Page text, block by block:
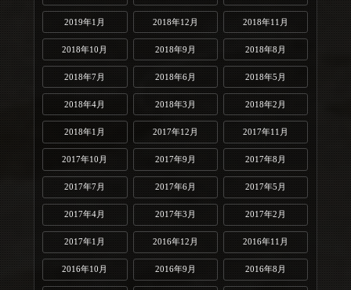
2019年1月 2018年12月 2018年11月
2018年10月 2018年9月 2018年8月
2018年7月 2018年6月 2018年5月
2018年4月 2018年3月 2018年2月
2018年1月 2017年12月 2017年11月
2017年10月 2017年9月 2017年8月
2017年7月 2017年6月 2017年5月
2017年4月 2017年3月 2017年2月
2017年1月 2016年12月 2016年11月
2016年10月 2016年9月 2016年8月